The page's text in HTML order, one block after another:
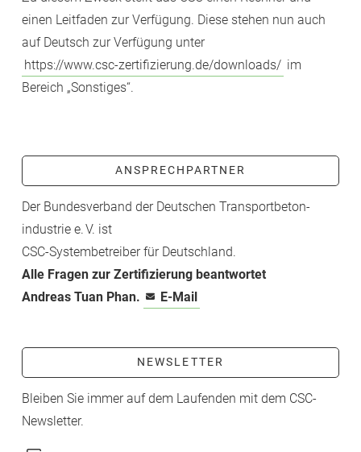
einen Leitfaden zur Verfügung. Diese stehen nun auch
auf Deutsch zur Verfügung unter
https://www.csc-zertifizierung.de/downloads/ im
Bereich „Sonstiges“.
ANSPRECHPARTNER
Der Bundesverband der Deutschen Transport­beton­
industrie e. V. ist
CSC-­Systembetreiber für Deutschland.
Alle Fragen zur Zertifizierung beantwortet
Andreas Tuan Phan.
E-Mail
NEWSLETTER
Bleiben Sie immer auf dem Laufenden mit dem CSC-
Newsletter.